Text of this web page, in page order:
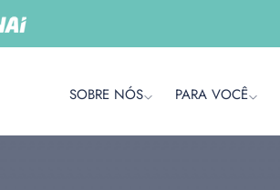
SOBRE NÓS PARA VOCÊ